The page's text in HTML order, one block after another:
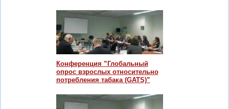
Конференция ”Глобальный
опрос взрослых относительно
потребления табака (GATS)”